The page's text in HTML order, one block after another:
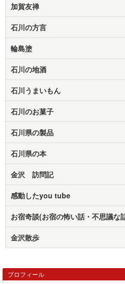
加賀友禅
石川の方言
輪島塗
石川の地酒
石川うまいもん
石川のお菓子
石川県の製品
石川県の本
金沢 訪問記
感動したyou tube
お宿奇談(お宿の怖い話・不思議な
金沢散歩
プロフィール